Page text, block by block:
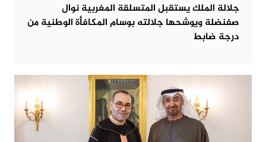
جلالة الملك يستقبل المتسلقة المغربية نوال
صفنضلة ويوشحها جلالته بوسام المكافأة الوطنية من
درجة ضابط